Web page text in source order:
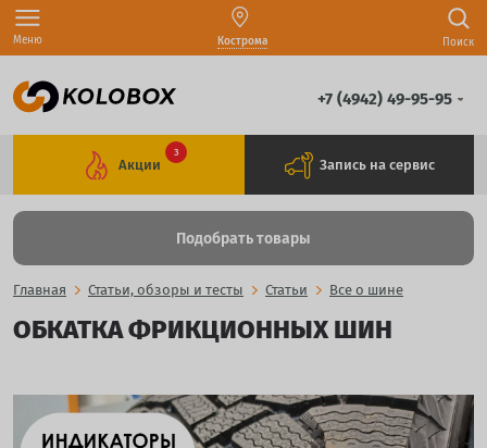
Меню Кострома Поиск
+7 (4942) 49-95-95
Акции
3
Запись на сервис
Подобрать товары
Главная Статьи, обзоры и тесты Статьи Все о шине
ОБКАТКА ФРИКЦИОННЫХ ШИН